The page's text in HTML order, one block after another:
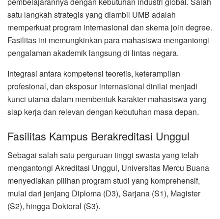
satu langkah strategis yang diambil UMB adalah
memperkuat program internasional dan skema join degree.
Fasilitas ini memungkinkan para mahasiswa mengantongi
pengalaman akademik langsung di lintas negara.
Integrasi antara kompetensi teoretis, keterampilan
profesional, dan eksposur internasional dinilai menjadi
kunci utama dalam membentuk karakter mahasiswa yang
siap kerja dan relevan dengan kebutuhan masa depan.
Fasilitas Kampus Berakreditasi Unggul
Sebagai salah satu perguruan tinggi swasta yang telah
mengantongi Akreditasi Unggul, Universitas Mercu Buana
menyediakan pilihan program studi yang komprehensif,
mulai dari jenjang Diploma (D3), Sarjana (S1), Magister
(S2), hingga Doktoral (S3).